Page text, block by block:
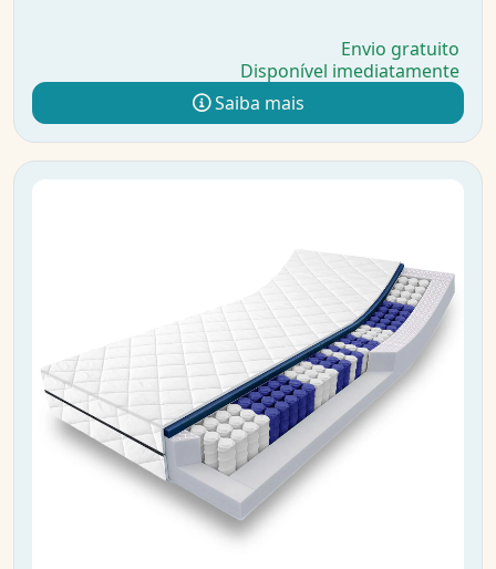
Envio gratuito
Disponível imediatamente
Saiba mais